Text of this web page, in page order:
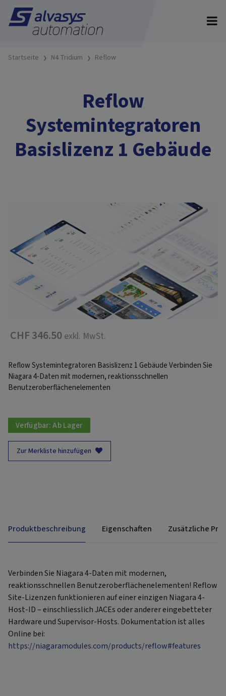
Startseite N4 Tridium Reflow
Reflow
Systemintegratoren
Basislizenz 1 Gebäude
CHF 346.50 exkl. MwSt.
Reflow Systemintegratoren Basislizenz 1 Gebäude Verbinden Sie
Niagara 4-Daten mit modernen, reaktionsschnellen
Benutzeroberflächenelementen
Verfügbar:Ab Lager
Zur Merkliste hinzufügen
Produktbeschreibung Eigenschaften Zusätzliche
Verbinden Sie Niagara 4-Daten mit modernen,
reaktionsschnellen Benutzeroberflächenelementen! Reflow
Site-Lizenzen funktionieren auf einer einzigen Niagara 4-
Host-ID – einschliesslich JACEs oder anderer eingebetteter
Hardware und Supervisor-Hosts. Dokumentation ist alles
Online bei:
https://niagaramodules.com/products/reflow#features